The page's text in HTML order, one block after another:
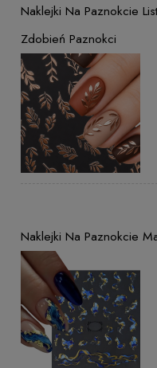
Naklejki Na Paznokcie
Zdobień Paznokci
Naklejki Na Paznokcie